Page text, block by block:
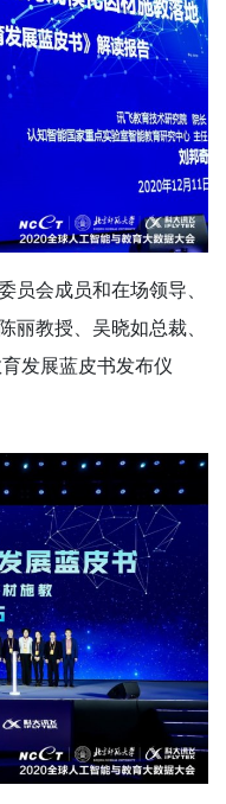
员会成员和在场领导、
丽教授、吴晓如总裁、
发展蓝皮书发布仪